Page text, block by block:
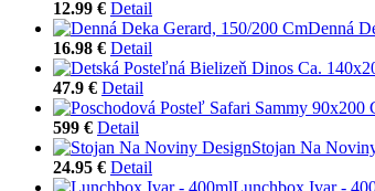
12.99 € Detail
Denná
16.98 € Detail
47.9 € Detail
599 € Detail
Stojan Na
24.95 € Detail
Lunchbox Ivar -